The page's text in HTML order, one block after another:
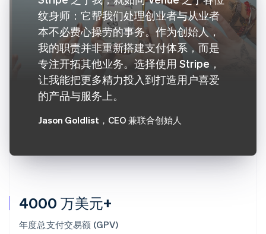
4000 万美元+
年度总支付交易额 (GPV)
纹身师：它帮我们处理创业者与从业者
本不必费心操劳的事务。作为创始人，
我的职责并非重新搭建支付体系，而是
专注开拓其他业务。选择使用 Stripe，
让我能把更多精力投入到打造用户喜爱
的产品与服务上。
Jason Goldlist ，CEO 兼联合创始人